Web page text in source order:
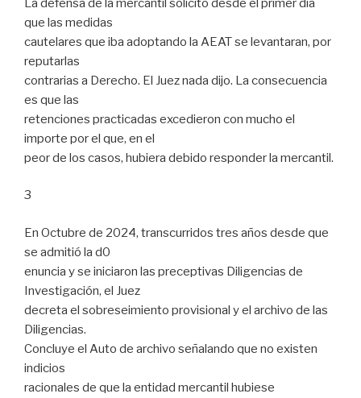
La defensa de la mercantil solicitó desde el primer día
que las medidas
cautelares que iba adoptando la AEAT se levantaran, por
reputarlas
contrarias a Derecho. El Juez nada dijo. La consecuencia
es que las
retenciones practicadas excedieron con mucho el
importe por el que, en el
peor de los casos, hubiera debido responder la mercantil.
3
En Octubre de 2024, transcurridos tres años desde que
se admitió la d0
enuncia y se iniciaron las preceptivas Diligencias de
Investigación, el Juez
decreta el sobreseimiento provisional y el archivo de las
Diligencias.
Concluye el Auto de archivo señalando que no existen
indicios
racionales de que la entidad mercantil hubiese